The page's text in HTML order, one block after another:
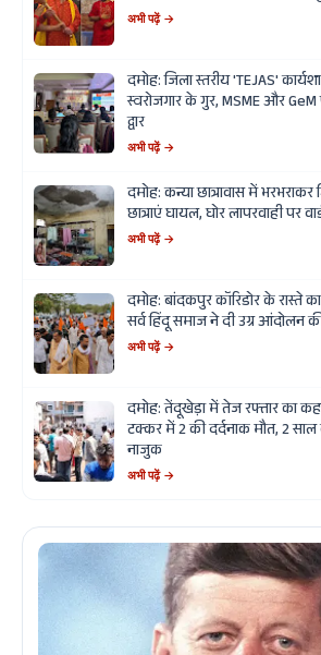
अभी पढ़ें →
दमोह: जिला स्तरीय 'TEJAS'
स्वरोजगार के गुर, MSME और
द्वार
अभी पढ़ें →
दमोह: कन्या छात्रावास में भरभराकर
छात्राएं घायल, घोर लापरवाही पर
अभी पढ़ें →
दमोह: बांदकपुर कॉरिडोर के रास्ते
सर्व हिंदू समाज ने दी उग्र आंदोलन
अभी पढ़ें →
दमोह: तेंदूखेड़ा में तेज रफ्तार का
टक्कर में 2 की दर्दनाक मौत, 2
नाजुक
अभी पढ़ें →